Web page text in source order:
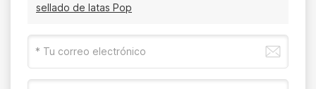
sellado de latas Pop